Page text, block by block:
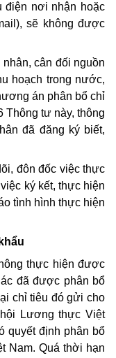
điện nơi nhận hoặc
sẽ không được
cân đối nguồn
hoạch trong nước,
án phân bổ chỉ
Thông tư này, thông
đã đăng ký biết,
đôn đốc việc thực
ký kết, thực hiện
tình hình thực hiện
thực hiện được
đã được phân bổ
chỉ tiêu đó gửi cho
Lương thực Việt
quyết định phân bổ
Nam. Quá thời hạn